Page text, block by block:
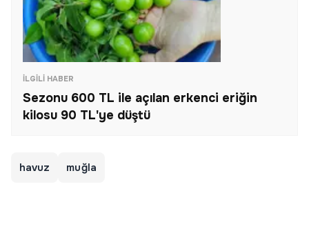
İLGILI HABER
Sezonu 600 TL ile açılan erkenci eriğin
kilosu 90 TL'ye düştü
havuz muğla